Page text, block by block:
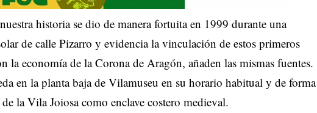
historia se dio de manera fortuita en 1999 durante una
de calle Pizarro y evidencia la vinculación de estos primeros
la economía de la Corona de Aragón, añaden las mismas fuentes.
en la planta baja de Vilamuseu en su horario habitual y de forma
la Vila Joiosa como enclave costero medieval.